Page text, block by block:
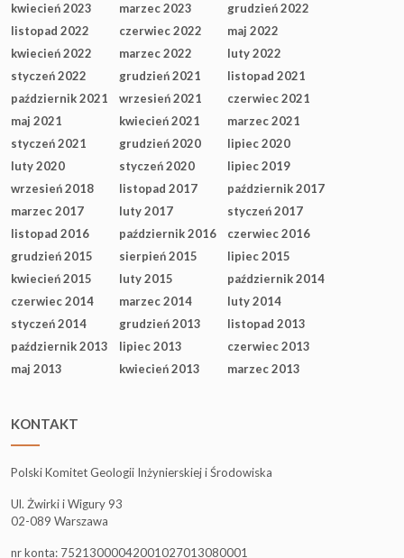
kwiecień 2023
marzec 2023
grudzień 2022
listopad 2022
czerwiec 2022
maj 2022
kwiecień 2022
marzec 2022
luty 2022
styczeń 2022
grudzień 2021
listopad 2021
październik 2021
wrzesień 2021
czerwiec 2021
maj 2021
kwiecień 2021
marzec 2021
styczeń 2021
grudzień 2020
lipiec 2020
luty 2020
styczeń 2020
lipiec 2019
wrzesień 2018
listopad 2017
październik 2017
marzec 2017
luty 2017
styczeń 2017
listopad 2016
październik 2016
czerwiec 2016
grudzień 2015
sierpień 2015
lipiec 2015
kwiecień 2015
luty 2015
październik 2014
czerwiec 2014
marzec 2014
luty 2014
styczeń 2014
grudzień 2013
listopad 2013
październik 2013
lipiec 2013
czerwiec 2013
maj 2013
kwiecień 2013 marzec 2013
KONTAKT
Polski Komitet Geologii Inżynierskiej i Środowiska
Ul. Żwirki i Wigury 93
02-089 Warszawa
nr konta: 75213000042001027013080001